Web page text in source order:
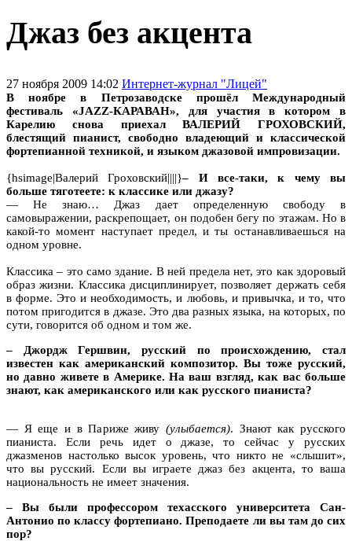
Джаз без акцента
27 ноября 2009 14:02 Интернет-журнал "Лицей"
В ноябре в Петрозаводске прошёл Международный
фестиваль «JAZZ-КАРАВАН», для участия в котором в
Карелию снова приехал ВАЛЕРИЙ ГРОХОВСКИЙ,
блестящий пианист, свободно владеющий и классической
фортепианной техникой, и языком джазовой импровизации.
{hsimage|Валерий Гроховский||||}– И все-таки, к чему вы
больше тяготеете: к классике или джазу?
— Не знаю… Джаз дает определенную свободу в
самовыражении, раскрепощает, он подобен бегу по этажам. Но в
какой-то момент наступает предел, и ты останавливаешься на
одном уровне.
Классика – это само здание. В ней предела нет, это как здоровый
образ жизни. Классика дисциплинирует, позволяет держать себя
в форме. Это и необходимость, и любовь, и привычка, и то, что
потом пригодится в джазе. Это два разных языка, на которых, по
сути, говорится об одном и том же.
– Джордж Гершвин, русский по происхождению, стал
известен как американский композитор. Вы тоже русский,
но давно живете в Америке. На ваш взгляд, как вас больше
знают, как американского или как русского пианиста?
— Я еще и в Париже живу (улыбается). Знают как русского
пианиста. Если речь идет о джазе, то сейчас у русских
джазменов настолько высок уровень, что никто не «слышит»,
что вы русский. Если вы играете джаз без акцента, то ваша
национальность не имеет значения.
– Вы были профессором техасского университета Сан-
Антонио по классу фортепиано. Преподаете ли вы там до сих
пор?